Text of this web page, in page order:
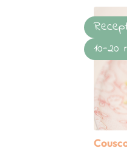
10-20